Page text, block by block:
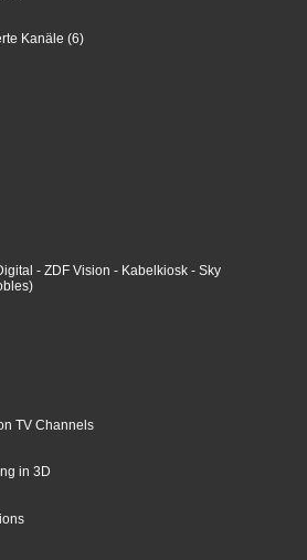
Kanäle (6)
- ZDF Vision - Kabelkiosk - Sky
)
TV Channels
in 3D